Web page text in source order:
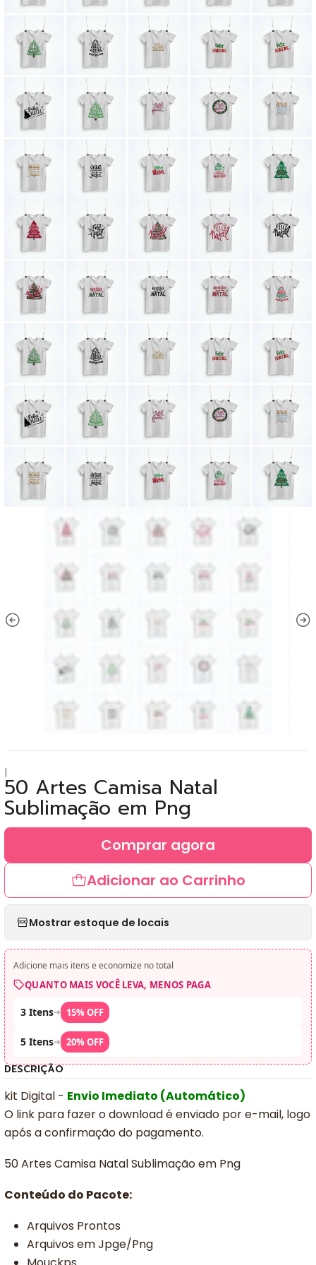
|50 Artes Camisa Natal
Sublimação em Png
Adicionar ao Carrinho
Comprar agora
Mostrar estoque de locais
Adicione mais itens e economize no total
QUANTO MAIS VOCÊ LEVA, MENOS PAGA
3 Itens➜ 15% OFF
5 Itens➜ 20% OFF
DESCRIÇÃO
kit Digital - Envio Imediato (Automático)
O link para fazer o download é enviado por e-mail, logo
após a confirmação do pagamento.
50 Artes Camisa Natal Sublimação em Png
Conteúdo do Pacote:
Arquivos Prontos
Arquivos em Jpge/Png